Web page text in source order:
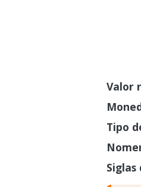
Valor
Tipo
Siglas